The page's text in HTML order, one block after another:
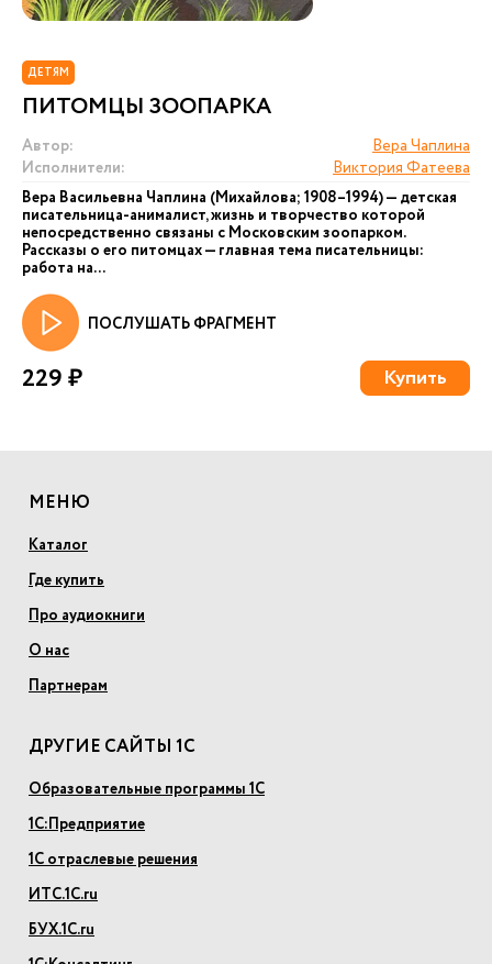
ДЕТЯМ
ПИТОМЦЫ ЗООПАРКА
Автор:
Вера Чаплина
Исполнители:
Виктория Фатеева
Вера Васильевна Чаплина (Михайлова; 1908–1994) — детская
писательница-анималист, жизнь и творчество которой
непосредственно связаны с Московским зоопарком.
Рассказы о его питомцах — главная тема писательницы:
работа на...
ПОСЛУШАТЬ ФРАГМЕНТ
229 ₽ Купить
МЕНЮ
Каталог
Где купить
Про аудиокниги
О нас
Партнерам
ДРУГИЕ САЙТЫ 1С
Образовательные программы 1С
1С:Предприятие
1С отраслевые решения
ИТС.1С.ru
БУХ.1С.ru